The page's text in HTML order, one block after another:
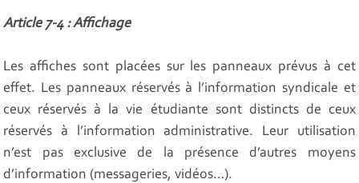
Article 7-4 : Affichage
Les affiches sont placées sur les panneaux prévus à cet
effet. Les panneaux réservés à l’information syndicale et
ceux réservés à la vie étudiante sont distincts de ceux
réservés à l’information administrative. Leur utilisation
n’est pas exclusive de la présence d’autres moyens
d’information (messageries, vidéos…).